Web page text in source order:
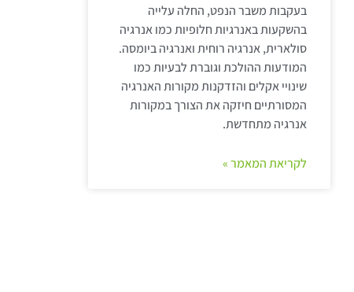
בעקבות משבר הנפט, החלה עלייה
בהשקעות באנרגיות חלופיות כמו אנרגיה
סולארית, אנרגיה רוחית ואנרגיה ביומסה.
המודעות ההולכת וגוברת לבעיות כמו
שינויי אקלים והזדקנות מקורות האנרגיה
המסורתיים חיזקה את הצורך במקורות
אנרגיה מתחדשת.
לקריאת המאמר »